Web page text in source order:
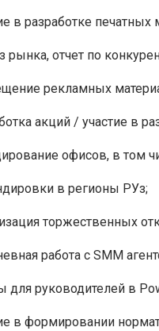
в разработке
рынка, отчет по
рекламных
акций / участие в
офисов, в том
в регионы РУз;
торжественных
работа с SMM
для руководителей в
в формировании